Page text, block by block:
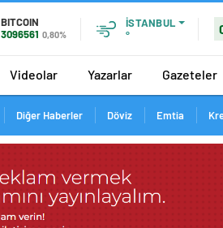
BITCOIN
3096561 0,80%
İSTANBUL
°
Videolar Yazarlar Gazeteler
Diğer Haberler Döviz Emtia